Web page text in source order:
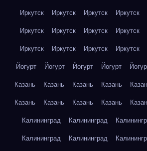
Иркутск
Иркутск Иркутск Иркутск
Иркутск
Иркутск Иркутск Иркутск
Иркутск
Иркутск Иркутск Иркутск
Йогурт
Йогурт Йогурт Йогурт
Казань
Казань Казань Казань
Казань
Казань Казань Казань
Калининград
Калининград
Калининград
Калининград